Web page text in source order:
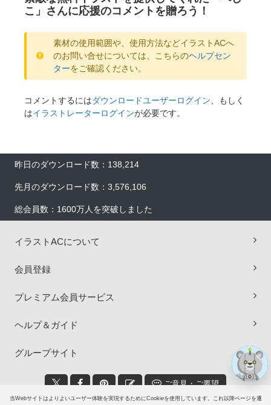
当Webサイトはよりよいユーザー体験を実現するためにCookieを使用しています。これ以降ページを遷
こ」さんに応援のコメントを贈ろう！
素材の使用範囲や、使用方法などイラストACへ
のお問い合せについては、こちらのヘルプセン
ターをご確認ください。
コメントするにはダウンロードユーザーログイン 、もしく
はイラストレーターログインが必要です。
昨日のダウンロード数：138,214
先月のダウンロード数：3,576,106
総会員数：1600万人を突破しました
イラストACについて
会員登録
プレミアム会員サービス
ヘルプ＆ガイド
グループサイト
ご意見・ご要望